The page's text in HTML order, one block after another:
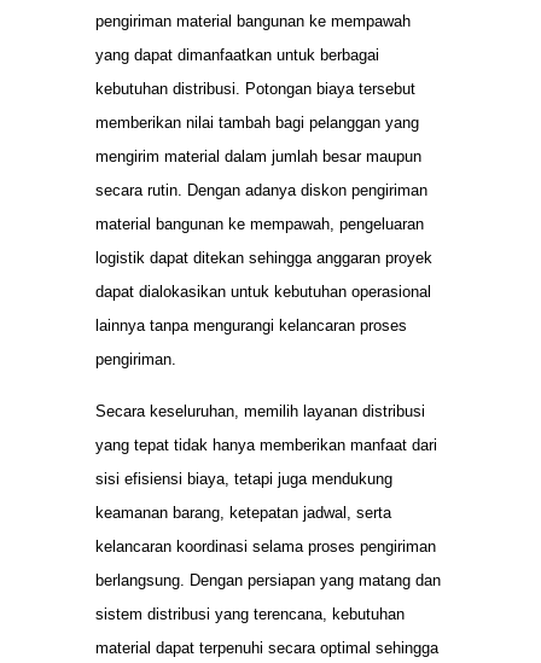
pengiriman material bangunan ke mempawah
yang dapat dimanfaatkan untuk berbagai
kebutuhan distribusi. Potongan biaya tersebut
memberikan nilai tambah bagi pelanggan yang
mengirim material dalam jumlah besar maupun
secara rutin. Dengan adanya diskon pengiriman
material bangunan ke mempawah, pengeluaran
logistik dapat ditekan sehingga anggaran proyek
dapat dialokasikan untuk kebutuhan operasional
lainnya tanpa mengurangi kelancaran proses
pengiriman.
Secara keseluruhan, memilih layanan distribusi
yang tepat tidak hanya memberikan manfaat dari
sisi efisiensi biaya, tetapi juga mendukung
keamanan barang, ketepatan jadwal, serta
kelancaran koordinasi selama proses pengiriman
berlangsung. Dengan persiapan yang matang dan
sistem distribusi yang terencana, kebutuhan
material dapat terpenuhi secara optimal sehingga